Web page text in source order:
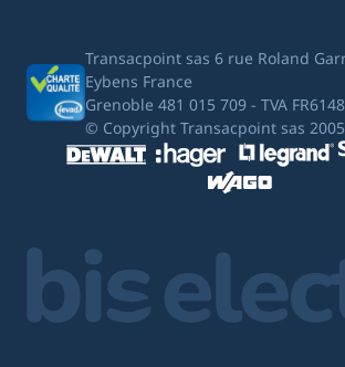
Transacpoint sas 6 rue Roland
Eybens France
Grenoble 481 015 709 - TVA
© Copyright Transacpoint sas